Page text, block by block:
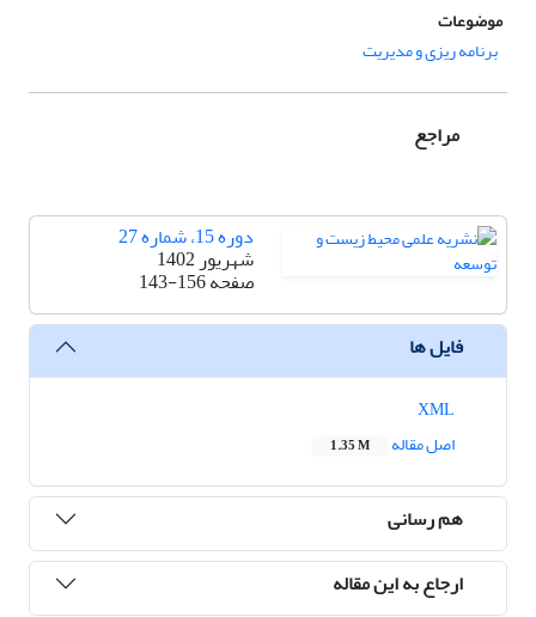
موضوعات
برنامه ریزی و مدیریت
مراجع
دوره 15، شماره 27
شهریور 1402
صفحه143-156
فایل ها
اصل مقاله
1.35 M
هم رسانی
ارجاع به این مقاله